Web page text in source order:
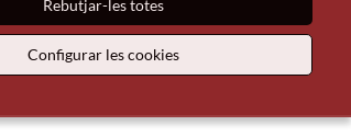
Rebutjar-les totes
Configurar les cookies